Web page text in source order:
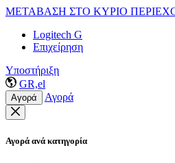
ΜΕΤΑΒΑΣΗ ΣΤΟ ΚΥΡΙΟ
Logitech G
Επιχείρηση
Υποστήριξη
GR,el
Αγορά Αγορά
Αγορά ανά κατηγορία